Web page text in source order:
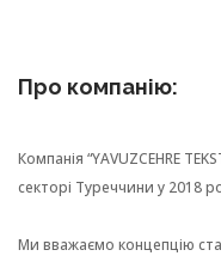
Про компанію:
Компанія “YAVUZCEHRE
секторі Туреччини у 2018
Ми вважаємо концепцію